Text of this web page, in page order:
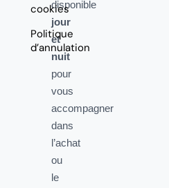
cookies
Politique
d’annulation
disponible
jour
et
nuit
pour
vous
accompagner
dans
l’achat
ou
le